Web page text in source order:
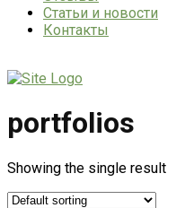
Статьи и новости
Контакты
portfolios
Showing the single result